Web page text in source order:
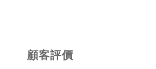
顧客評價